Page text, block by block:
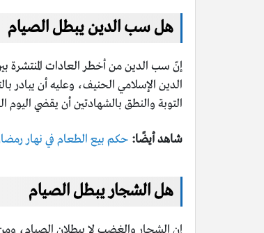
هل سب الدين يبطل الصيام
إنّ سب الدين من أخطر العادات المنتشرة
الدين الإسلامي الحنيف، وعليه أن يبادر
التوبة والنطق بالشهادتين أن يقضي اليوم
شاهد أيضًا: حكم بيع الطعام في نهار
هل الشجار يبطل الصيام
إن الشجار والغضب لا يبطلان الصيام،